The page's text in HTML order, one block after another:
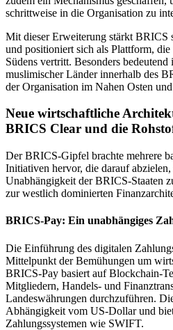
schrittweise in die Organisation zu
Mit dieser Erweiterung stärkt BRICS
und positioniert sich als Plattform, die
Südens vertritt. Besonders
muslimischer Länder innerhalb des
der Organisation im Nahen Osten
Neue wirtschaftliche
BRICS Clear und die
Der BRICS-Gipfel brachte mehrere
Initiativen hervor, die darauf
Unabhängigkeit der BRICS-Staaten
zur westlich dominierten
BRICS-Pay: Ein unabhängiges
Die Einführung des digitalen
Mittelpunkt der Bemühungen um
BRICS-Pay basiert auf Blockchain-
Mitgliedern, Handels- und
Landeswährungen durchzuführen.
Abhängigkeit vom US-Dollar und
Zahlungssystemen wie SWIFT.